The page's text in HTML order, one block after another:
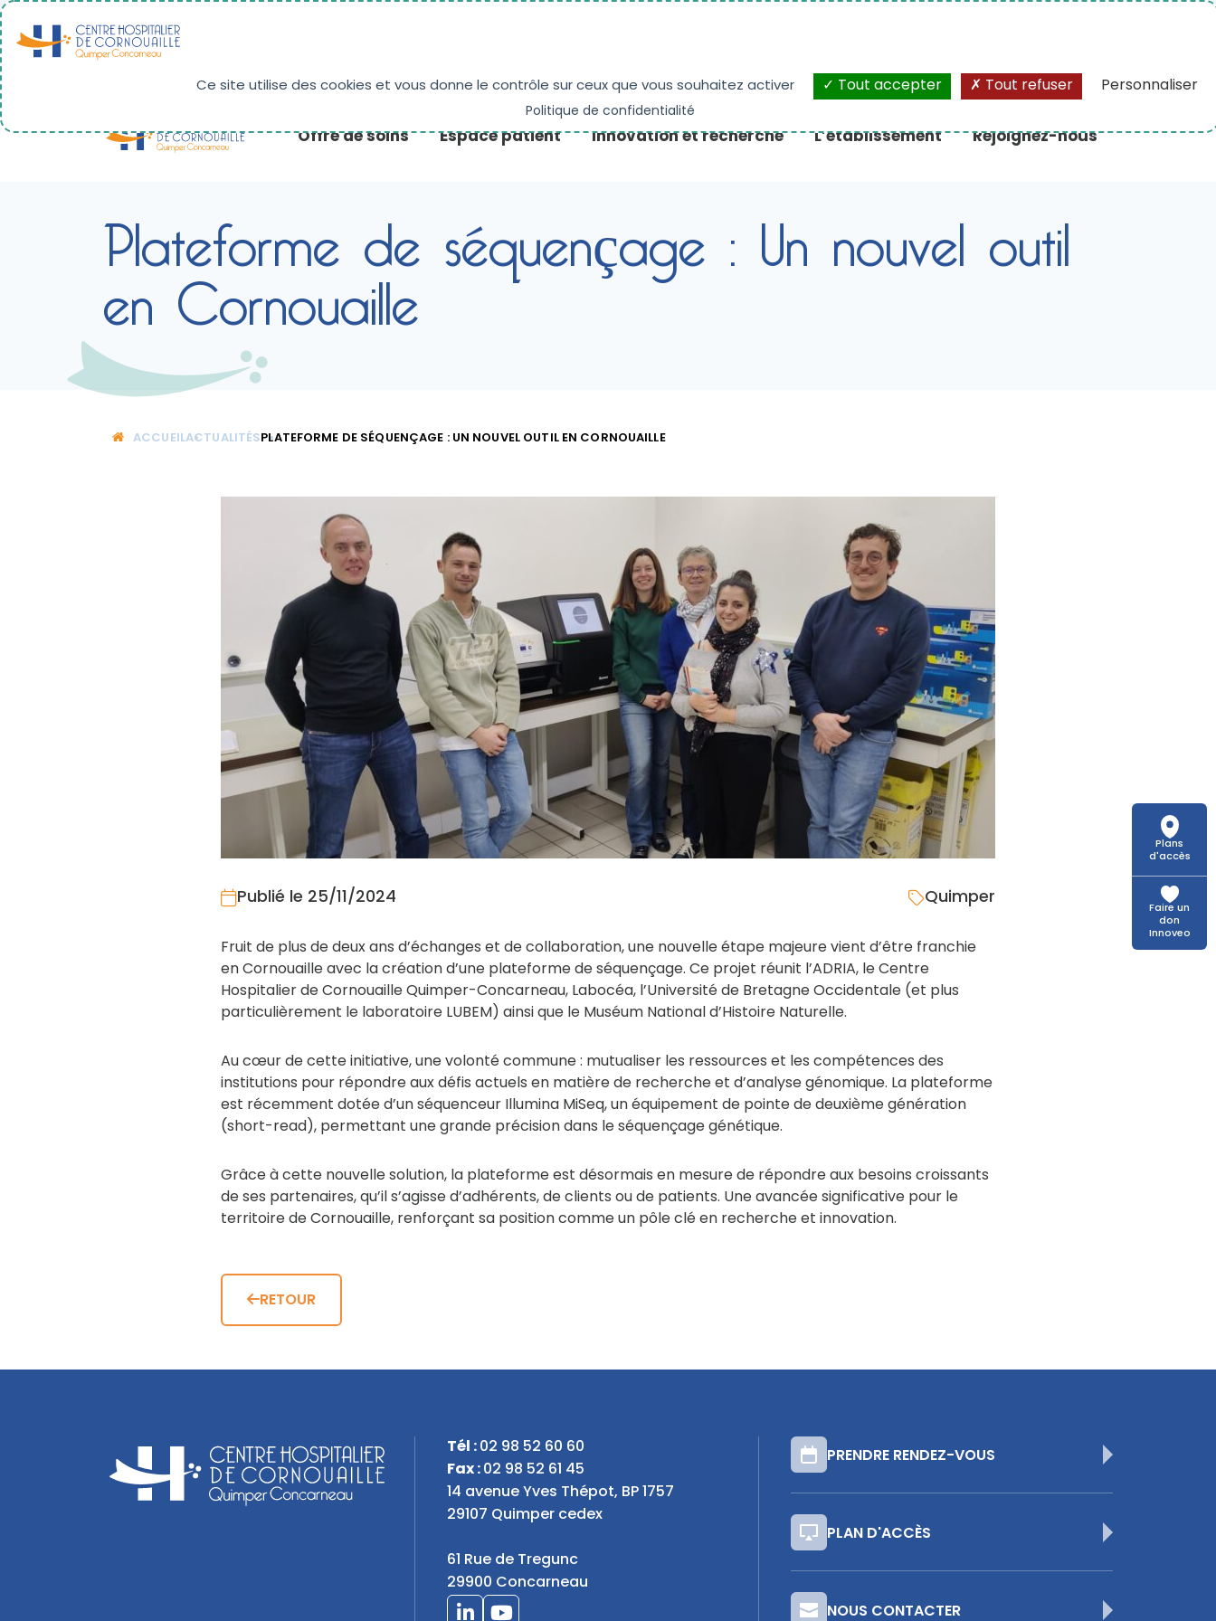
RÉSULTATS D'IMAGERIE
Offre de soins Espace patient Innovation et recherche L’établissement Rejoignez-nous
Plans
d'accès
Faire un
don
Innoveo
Plateforme de séquençage : Un nouvel outil
en Cornouaille
ACCUEILACTUALITÉS PLATEFORME DE SÉQUENÇAGE : UN NOUVEL OUTIL EN CORNOUAILLE
Publié le 25/11/2024 Quimper
Fruit de plus de deux ans d’échanges et de collaboration, une nouvelle étape majeure vient d’être franchie
en Cornouaille avec la création d’une plateforme de séquençage. Ce projet réunit l’ADRIA, le Centre
Hospitalier de Cornouaille Quimper-Concarneau, Labocéa, l’Université de Bretagne Occidentale (et plus
particulièrement le laboratoire LUBEM) ainsi que le Muséum National d’Histoire Naturelle.
Au cœur de cette initiative, une volonté commune : mutualiser les ressources et les compétences des
institutions pour répondre aux défis actuels en matière de recherche et d’analyse génomique. La plateforme
est récemment dotée d’un séquenceur Illumina MiSeq, un équipement de pointe de deuxième génération
(short-read), permettant une grande précision dans le séquençage génétique.
Grâce à cette nouvelle solution, la plateforme est désormais en mesure de répondre aux besoins croissants
de ses partenaires, qu’il s’agisse d’adhérents, de clients ou de patients. Une avancée significative pour le
territoire de Cornouaille, renforçant sa position comme un pôle clé en recherche et innovation.
RETOUR
Tél : 02 98 52 60 60
Fax : 02 98 52 61 45
14 avenue Yves Thépot, BP 1757
29107 Quimper cedex
61 Rue de Tregunc
29900 Concarneau
PRENDRE RENDEZ-VOUS
PLAN D'ACCÈS
NOUS CONTACTER
Panneau de gestion des cookies
Ce site utilise des cookies et vous donne le contrôle sur ceux que vous souhaitez activer Tout accepter Tout refuser Personnaliser
Politique de confidentialité